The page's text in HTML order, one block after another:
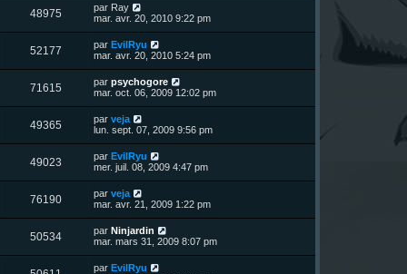
s
a
g
e
s
m
e
s
s
a
g
e
s
i
e
r
m
e
s
s
a
g
e
48975V
u
s
D
e
i
e
r
m
e
s
s
a
g
e
par Ray
mar. avr. 20, 2010 9:22 pm
52177V
u
s
D
e
i
e
r
m
e
s
s
a
g
e
par EvilRyu
mar. avr. 20, 2010 5:24 pm
71615V
u
s
D
e
i
e
r
m
e
s
s
a
g
e
par psychogore
mar. oct. 06, 2009 12:02 pm
49365V
u
s
D
e
i
e
r
m
e
s
s
a
g
e
par veja
lun. sept. 07, 2009 9:56 pm
49023V
u
s
D
e
i
e
r
m
e
s
s
par EvilRyu
mer. juil. 08, 2009 4:47 pm
76190V
u
D
e
i
e
r
m
par veja
mar. avr. 21, 2009 1:22 pm
50534V
u
D
e
par Ninjardin
mar. mars 31, 2009 8:07 pm
D
par EvilRyu